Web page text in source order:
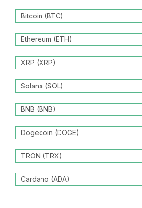
Bitcoin (BTC)
Ethereum (ETH)
XRP (XRP)
Solana (SOL)
BNB (BNB)
Dogecoin (DOGE)
TRON (TRX)
Cardano (ADA)